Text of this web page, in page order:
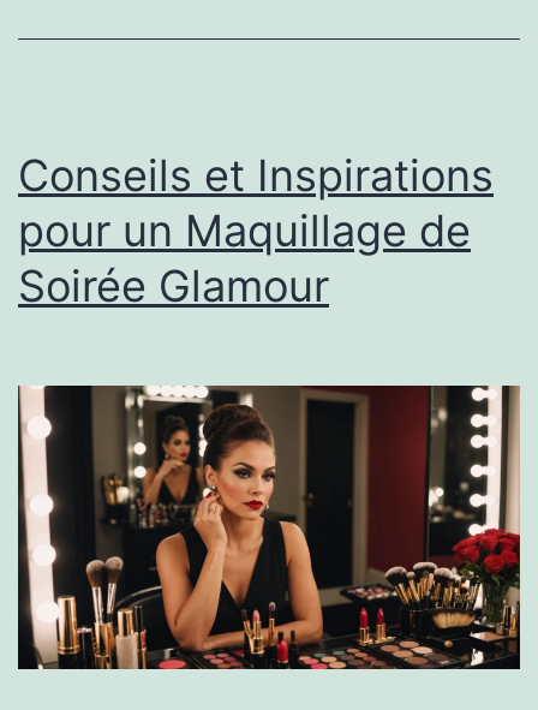
Conseils et Inspirations
pour un Maquillage de
Soirée Glamour